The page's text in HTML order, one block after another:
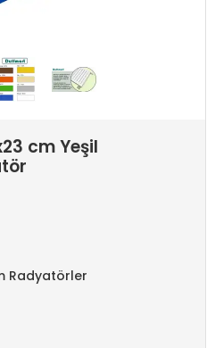
cm Yeşil
Radyatörler